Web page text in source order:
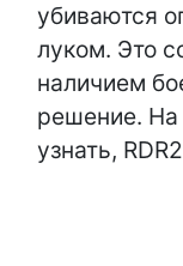
убиваются
луком. Это
наличием
решение. На
узнать,